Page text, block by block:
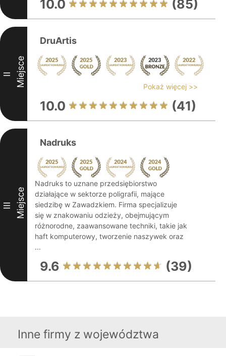
10.0 (85)
II Miejsce
DruArtis
Pokaż więcej >>
10.0 (41)
III Miejsce
Nadruks
Nadruks to uznane przedsiębiorstwo
działające w sektorze poligrafii, mające
siedzibę w Zawadzkiem. Firma specjalizuje
się w znakowaniu odzieży, obejmującym
różnorodne, zaawansowane techniki, takie jak
haft komputerowy, tworzenie naszywek oraz
...
9.6 (39)
Inne firmy z województwa